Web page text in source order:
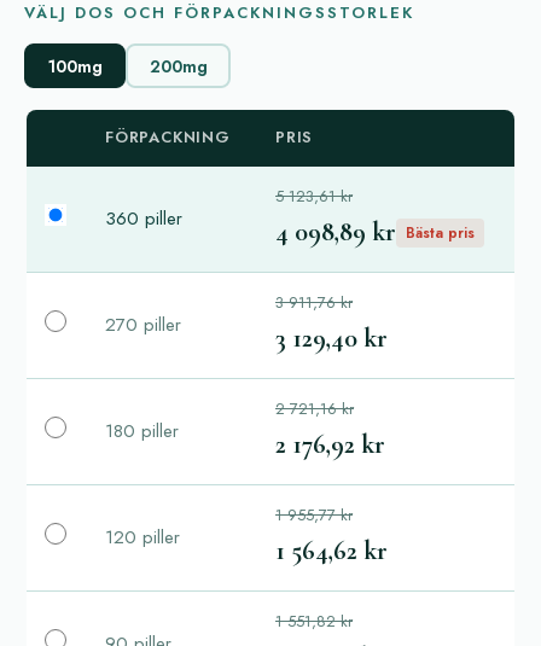
VÄLJ DOS OCH FÖRPACKNINGSSTORLEK
100mg 200mg
FÖRPACKNING PRIS
360 piller
5 123,61 kr
4 098,89 kr Bästa pris
270 piller
3 911,76 kr
3 129,40 kr
180 piller
2 721,16 kr
2 176,92 kr
120 piller
1 955,77 kr
1 564,62 kr
1 551,82 kr